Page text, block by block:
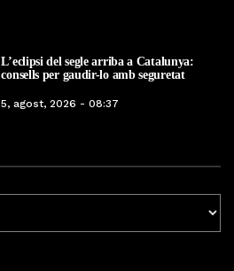
L’eclipsi del segle arriba a Catalunya:
consells per gaudir-lo amb seguretat
5, agost, 2026 - 08:37